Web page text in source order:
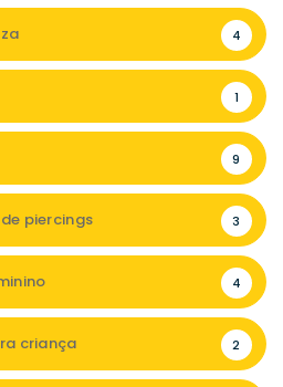
4
1
9
piercings 3
4
criança 2